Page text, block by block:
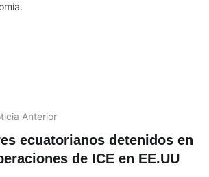
Anterior
ecuatorianos detenidos en
de ICE en EE.UU